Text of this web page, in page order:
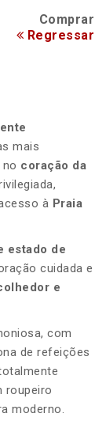
Comprar
Regressar
mais
no coração da
à Praia
estado de
cuidada e
e
com
de refeições
roupeiro
moderno.